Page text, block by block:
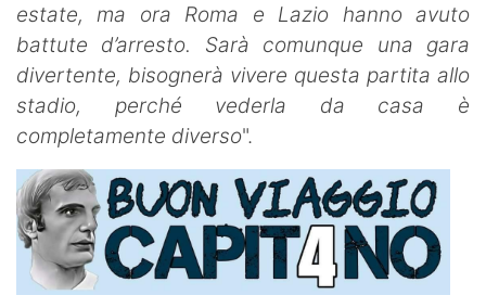
estate, ma ora Roma e Lazio hanno avuto
battute d’arresto. Sarà comunque una gara
divertente, bisognerà vivere questa partita allo
stadio, perché vederla da casa è
completamente diverso".